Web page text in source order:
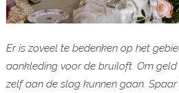
Er is zoveel te bedenken op het
aankleding voor de bruiloft. Om
zelf aan de slag kunnen gaan.